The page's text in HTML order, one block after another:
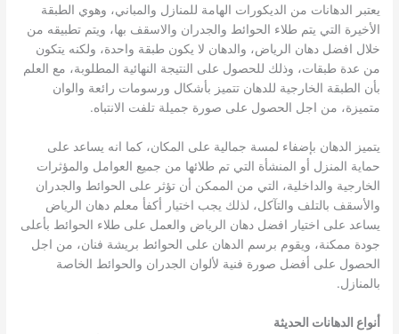
يعتبر الدهانات من الديكورات الهامة للمنازل والمباني، وهوي الطبقة
الأخيرة التي يتم طلاء الحوائط والجدران والاسقف بها، ويتم تطبيقه من
خلال افضل دهان الرياض، والدهان لا يكون طبقة واحدة، ولكنه يتكون
من عدة طبقات، وذلك للحصول على النتيجة النهائية المطلوبة، مع العلم
بأن الطبقة الخارجية للدهان تتميز بأشكال ورسومات رائعة والوان
متميزة، من اجل الحصول على صورة جميلة تلفت الانتباه.
يتميز الدهان بإضفاء لمسة جمالية على المكان، كما انه يساعد على
حماية المنزل أو المنشأة التي تم طلائها من جميع العوامل والمؤثرات
الخارجية والداخلية، التي من الممكن أن تؤثر على الحوائط والجدران
والأسقف بالتلف والتآكل، لذلك يجب اختيار أكفأ معلم دهان الرياض
يساعد على اختيار افضل دهان الرياض والعمل على طلاء الحوائط بأعلى
جودة ممكنة، ويقوم برسم الدهان على الحوائط بريشة فنان، من اجل
الحصول على أفضل صورة فنية لألوان الجدران والحوائط الخاصة
بالمنازل.
أنواع الدهانات الحديثة